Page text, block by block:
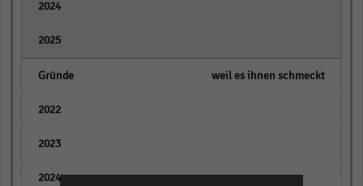
weil es ihnen schmeckt
empty